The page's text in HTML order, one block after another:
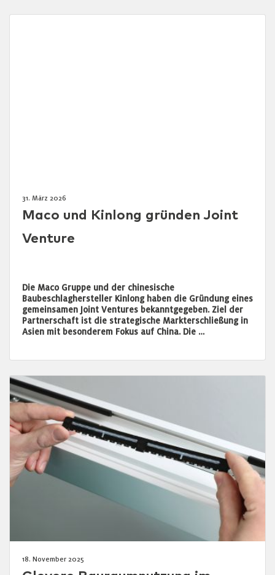
31. März 2026
Maco und Kinlong gründen Joint
Venture
Die Maco Gruppe und der chinesische
Baubeschlaghersteller Kinlong haben die Gründung eines
gemeinsamen Joint Ventures bekanntgegeben. Ziel der
Partnerschaft ist die strategische Markterschließung in
Asien mit besonderem Fokus auf China. Die …
18. November 2025